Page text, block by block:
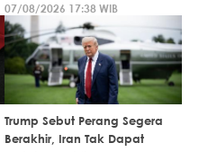
07/08/2026 17:38 WIB
Trump Sebut Perang Segera
Berakhir, Iran Tak Dapat